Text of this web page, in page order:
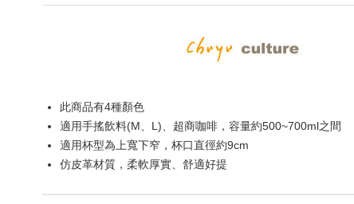
此商品有4種顏色
適用手搖飲料(M、L)、超商咖啡，容量約500~700ml之間
適用杯型為上寬下窄，杯口直徑約9cm
仿皮革材質，柔軟厚實、舒適好提